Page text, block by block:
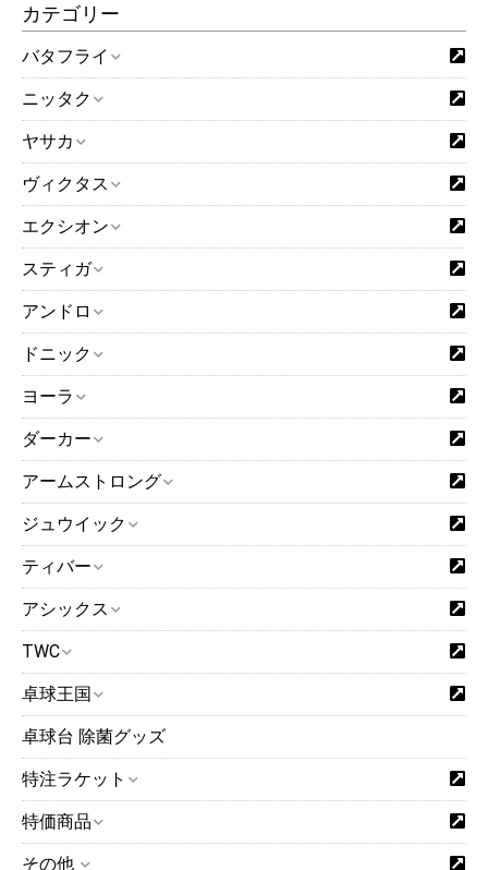
カテゴリー
バタフライ
ニッタク
ヤサカ
ヴィクタス
エクシオン
スティガ
アンドロ
ドニック
ヨーラ
ダーカー
アームストロング
ジュウイック
ティバー
アシックス
TWC
卓球王国
卓球台 除菌グッズ
特注ラケット
特価商品
その他